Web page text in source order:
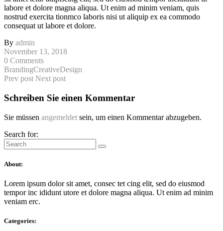
labore et dolore magna aliqua. Ut enim ad minim veniam, quis
nostrud exercita tionmco laboris nisi ut aliquip ex ea commodo
consequat ut labore et dolore.
By admin
November 13, 2018
0 Comments
BrandingCreativeDesign
Prev post Next post
Schreiben Sie einen Kommentar
Sie müssen angemeldet sein, um einen Kommentar abzugeben.
Search for:
About:
Lorem ipsum dolor sit amet, consec tet cing elit, sed do eiusmod
tempor inc ididunt utore et dolore magna aliqua. Ut enim ad minim
veniam erc.
Categories: